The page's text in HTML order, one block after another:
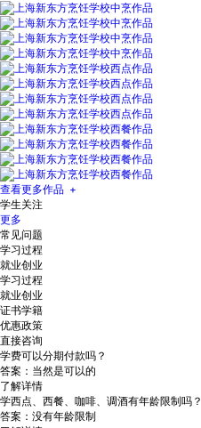
查看更多作品 +
学生关注
更多
常见问题
学习过程
就业创业
学习过程
就业创业
证书学籍
优惠政策
直接咨询
学费可以分期付款吗？
答案：当然是可以的
了解详情
学西点、西餐、咖啡、调酒有年龄限制吗？
答案：没有年龄限制